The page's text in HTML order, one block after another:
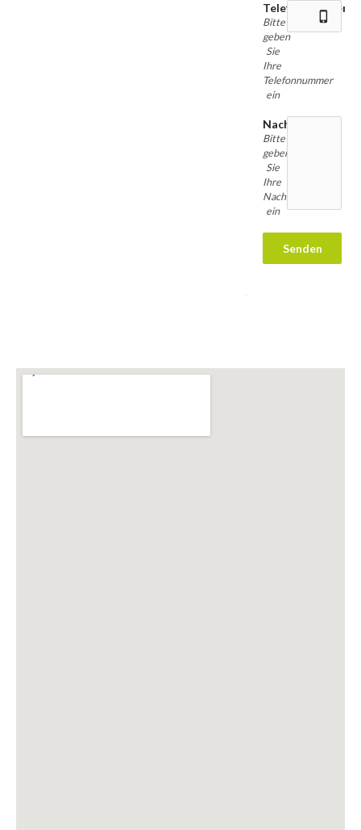
Telefonnummer
Bitte
geben
Sie
Ihre
Telefonnummer
ein
phone_iphone
Nachricht
Bitte
geben
Sie
Ihre
Nachricht
ein
Senden